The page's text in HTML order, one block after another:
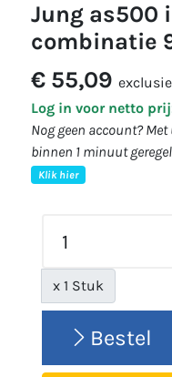
jung as500 inbouw serie
combinatie
€ 55,09
Log in voor netto
Nog geen account?
binnen 1 minuut
Klik hier
x 1 Stuk
Bestel